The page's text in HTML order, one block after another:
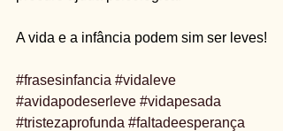
A vida e a infância podem sim ser leves!
#frasesinfancia #vidaleve
#avidapodeserleve #vidapesada
#tristezaprofunda #faltadeesperança